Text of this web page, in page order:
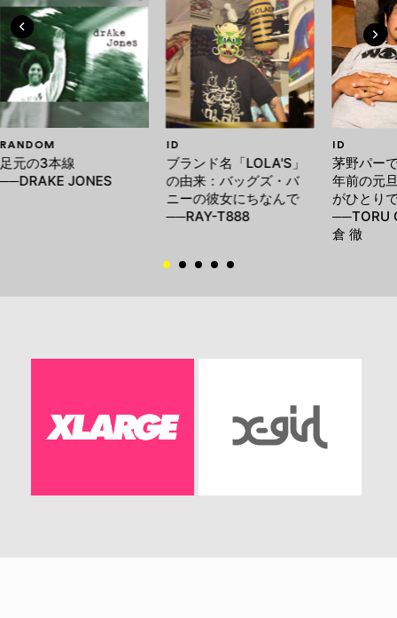
RANDOM
足元の3本線
──DRAKE JONES
ID
ブランド名「LOLA'S」
の由来：バッグズ・バ
ニーの彼女にちなんで
──RAY-T888
ID
茅野パー
年前の元
がひとり
──TORU
倉 徹